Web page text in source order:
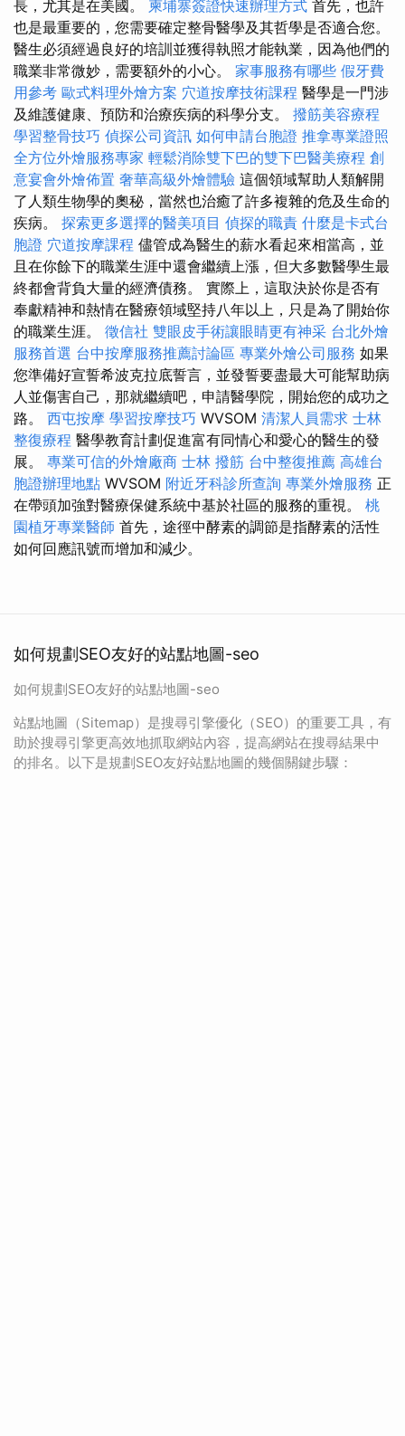
長，尤其是在美國。 柬埔寨簽證快速辦理方式 首先，也許
也是最重要的，您需要確定整骨醫學及其哲學是否適合您。
醫生必須經過良好的培訓並獲得執照才能執業，因為他們的
職業非常微妙，需要額外的小心。 家事服務有哪些 假牙費
用參考 歐式料理外燴方案 穴道按摩技術課程 醫學是一門涉
及維護健康、預防和治療疾病的科學分支。 撥筋美容療程
學習整骨技巧 偵探公司資訊 如何申請台胞證 推拿專業證照
全方位外燴服務專家 輕鬆消除雙下巴的雙下巴醫美療程 創
意宴會外燴佈置 奢華高級外燴體驗 這個領域幫助人類解開
了人類生物學的奧秘，當然也治癒了許多複雜的危及生命的
疾病。 探索更多選擇的醫美項目 偵探的職責 什麼是卡式台
胞證 穴道按摩課程 儘管成為醫生的薪水看起來相當高，並
且在你餘下的職業生涯中還會繼續上漲，但大多數醫學生最
終都會背負大量的經濟債務。 實際上，這取決於你是否有
奉獻精神和熱情在醫療領域堅持八年以上，只是為了開始你
的職業生涯。 徵信社 雙眼皮手術讓眼睛更有神采 台北外燴
服務首選 台中按摩服務推薦討論區 專業外燴公司服務 如果
您準備好宣誓希波克拉底誓言，並發誓要盡最大可能幫助病
人並傷害自己，那就繼續吧，申請醫學院，開始您的成功之
路。 西屯按摩 學習按摩技巧 WVSOM 清潔人員需求 士林
整復療程 醫學教育計劃促進富有同情心和愛心的醫生的發
展。 專業可信的外燴廠商 士林 撥筋 台中整復推薦 高雄台
胞證辦理地點 WVSOM 附近牙科診所查詢 專業外燴服務 正
在帶頭加強對醫療保健系統中基於社區的服務的重視。 桃
園植牙專業醫師 首先，途徑中酵素的調節是指酵素的活性
如何回應訊號而增加和減少。
如何規劃SEO友好的站點地圖-seo
如何規劃SEO友好的站點地圖-seo
站點地圖（Sitemap）是搜尋引擎優化（SEO）的重要工具，有
助於搜尋引擎更高效地抓取網站內容，提高網站在搜尋結果中
的排名。以下是規劃SEO友好站點地圖的幾個關鍵步驟：